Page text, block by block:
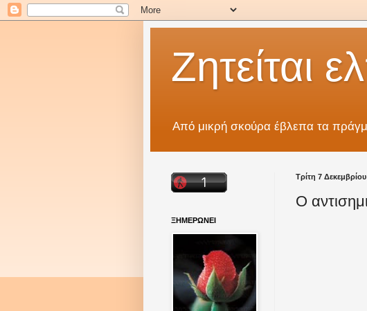
Ζητείται
Από μικρή σκούρα έβλεπα τα
Τρίτη 7
Ο
ΞΗΜΕΡΩΝΕΙ